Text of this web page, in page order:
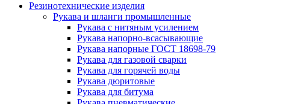
Резинотехнические изделия
Рукава и шланги промышленные
Рукава с нитяным усилением
Рукава напорно-всасывающие
Рукава напорные ГОСТ 18698-79
Рукава для газовой сварки
Рукава для горячей воды
Рукава дюритовые
Рукава для битума